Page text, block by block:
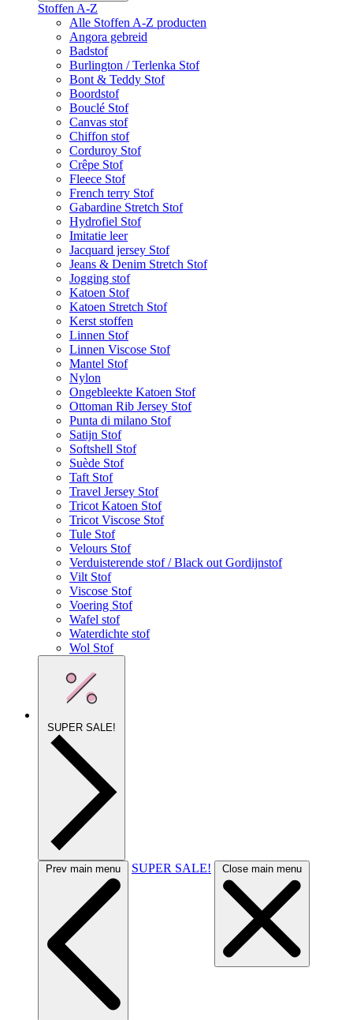
Stoffen A-Z
Alle Stoffen A-Z producten
Angora gebreid
Badstof
Burlington / Terlenka Stof
Bont & Teddy Stof
Boordstof
Bouclé Stof
Canvas stof
Chiffon stof
Corduroy Stof
Crêpe Stof
Fleece Stof
French terry Stof
Gabardine Stretch Stof
Hydrofiel Stof
Imitatie leer
Jacquard jersey Stof
Jeans & Denim Stretch Stof
Jogging stof
Katoen Stof
Katoen Stretch Stof
Kerst stoffen
Linnen Stof
Linnen Viscose Stof
Mantel Stof
Nylon
Ongebleekte Katoen Stof
Ottoman Rib Jersey Stof
Punta di milano Stof
Satijn Stof
Softshell Stof
Suède Stof
Taft Stof
Travel Jersey Stof
Tricot Katoen Stof
Tricot Viscose Stof
Tule Stof
Velours Stof
Verduisterende stof / Black out Gordijnstof
Vilt Stof
Viscose Stof
Voering Stof
Wafel stof
Waterdichte stof
Wol Stof
SUPER SALE!
Prev main menu SUPER SALE! Close main menu